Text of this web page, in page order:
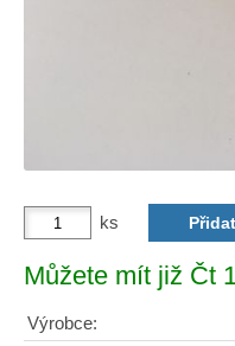
ks
Můžete mít již Čt
Výrobce: